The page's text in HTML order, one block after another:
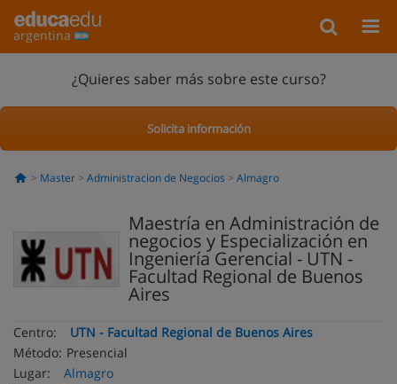
argentina
¿Quieres saber más sobre este curso?
Solicita información
Master Administracion de Negocios Almagro
Maestría en Administración de
negocios y Especialización en
Ingeniería Gerencial - UTN -
Facultad Regional de Buenos
Aires
Centro:
UTN - Facultad Regional de Buenos Aires
Método: Presencial
Lugar:
Almagro